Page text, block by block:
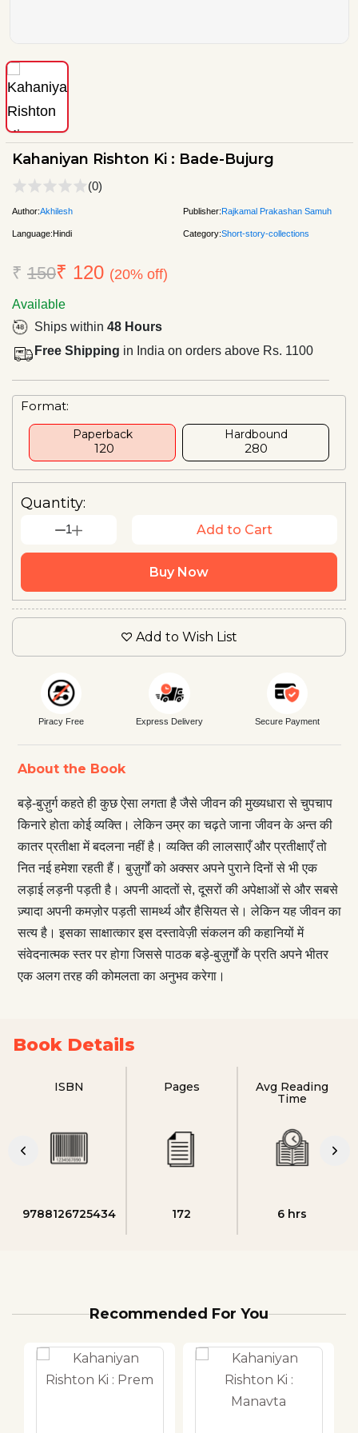
Kahaniyan Rishton Ki : Bade-Bujurg
(0)
Author:Akhilesh Publisher:Rajkamal Prakashan Samuh
Language:Hindi Category:Short-story-collections
₹ 150₹ 120 (20% off)
Available
Ships within 48 Hours
Free Shipping in India on orders above Rs. 1100
Format:
Paperback
₹ 120
Hardbound
₹280
Quantity:
1 Add to Cart
Buy Now
Add to Wish List
Piracy Free Express Delivery Secure Payment
About the Book
बड़े-बुज़़ुर्ग कहते ही कुछ ऐसा लगता है जैसे जीवन की मुख्यधारा से चुपचाप
किनारे होता कोई व्यक्ति। लेकिन उम्र का चढ़ते जाना जीवन के अन्त की
कातर प्रतीक्षा में बदलना नहीं है। व्यक्ति की लालसाएँ और प्रतीक्षाएँ तो
नित नई हमेशा रहती हैं। बुज़ुर्गों को अक्सर अपने पुराने दिनों से भी एक
लड़ाई लड़नी पड़ती है। अपनी आदतों से, दूसरों की अपेक्षाओं से और सबसे
ज़्यादा अपनी कमज़ोर पड़ती सामर्थ्य और हैसियत से। लेकिन यह जीवन का
सत्य है। इसका साक्षात्कार इस दस्तावेज़ी संकलन की कहानियों में
संवेदनात्मक स्तर पर होगा जिससे पाठक बड़े-बुज़ुर्गों के प्रति अपने भीतर
एक अलग तरह की कोमलता का अनुभव करेगा।
Book Details
ISBN
9788126725434
Pages
172
Avg Reading
Time
6 hrs
Recommended For You